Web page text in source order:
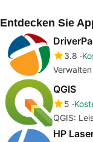
Entdecken Sie
3.8
QGIS
5
QGIS: